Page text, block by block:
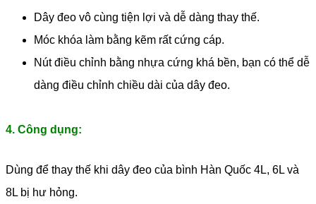
Dây đeo vô cùng tiện lợi và dễ dàng thay thế.
Móc khóa làm bằng kẽm rất cứng cáp.
Nút điều chỉnh bằng nhựa cứng khá bền, bạn có thể dễ
dàng điều chỉnh chiều dài của dây đeo.
4. Công dụng:
Dùng để thay thế khi dây đeo của bình Hàn Quốc 4L, 6L và
8L bị hư hỏng.